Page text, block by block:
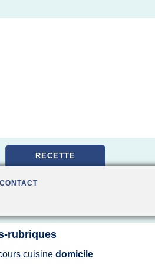
RECETTE
CONTACT
rubriques
cuisine domicile